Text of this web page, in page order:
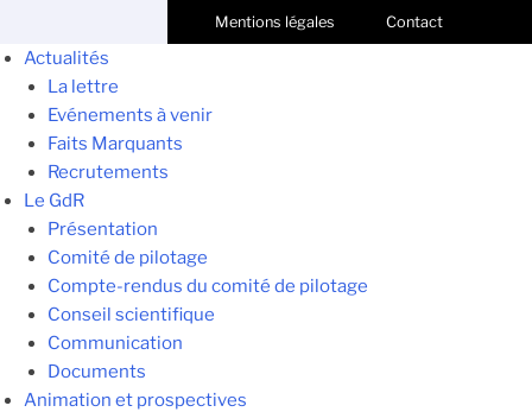
Mentions légales Contact
Actualités
La lettre
Evénements à venir
Faits Marquants
Recrutements
Le GdR
Présentation
Comité de pilotage
Compte-rendus du comité de pilotage
Conseil scientifique
Communication
Documents
Animation et prospectives